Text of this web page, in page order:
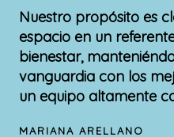
Nuestro propósito es
espacio en un
bienestar,
vanguardia con los
un equipo altamente
MARIANA ARELLANO